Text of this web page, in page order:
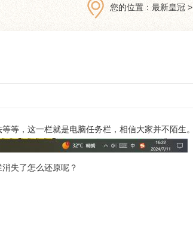
您的位置： 最新皇冠 >
等，这一栏就是电脑任务栏，相信大家并不陌生。
失了怎么还原呢？